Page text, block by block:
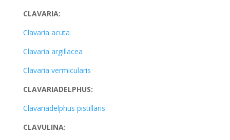
CLAVARIA:
Clavaria acuta
Clavaria argillacea
Clavaria vermicularis
CLAVARIADELPHUS:
Clavariadelphus pistillaris
CLAVULINA: